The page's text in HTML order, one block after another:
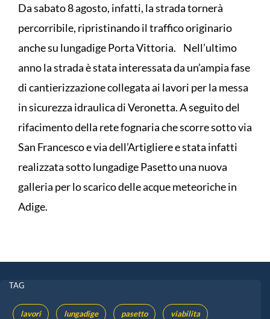
Da sabato 8 agosto, infatti, la strada tornerà
percorribile, ripristinando il traffico originario
anche su lungadige Porta Vittoria. Nell’ultimo
anno la strada è stata interessata da un’ampia fase
di cantierizzazione collegata ai lavori per la messa
in sicurezza idraulica di Veronetta. A seguito del
rifacimento della rete fognaria che scorre sotto via
San Francesco e via dell’Artigliere e stata infatti
realizzata sotto lungadige Pasetto una nuova
galleria per lo scarico delle acque meteoriche in
Adige.
TAG
lavori lungadige pasetto viabilita